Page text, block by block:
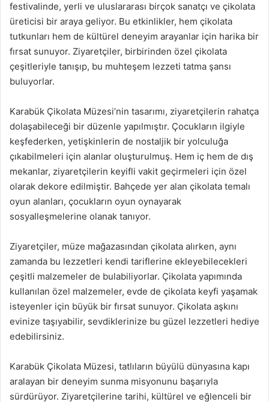
festivalinde, yerli ve uluslararası birçok sanatçı ve çikolata
üreticisi bir araya geliyor. Bu etkinlikler, hem çikolata
tutkunları hem de kültürel deneyim arayanlar için harika bir
fırsat sunuyor. Ziyaretçiler, birbirinden özel çikolata
çeşitleriyle tanışıp, bu muhteşem lezzeti tatma şansı
buluyorlar.
Karabük Çikolata Müzesi’nin tasarımı, ziyaretçilerin rahatça
dolaşabileceği bir düzenle yapılmıştır. Çocukların ilgiyle
keşfederken, yetişkinlerin de nostaljik bir yolculuğa
çıkabilmeleri için alanlar oluşturulmuş. Hem iç hem de dış
mekanlar, ziyaretçilerin keyifli vakit geçirmeleri için özel
olarak dekore edilmiştir. Bahçede yer alan çikolata temalı
oyun alanları, çocukların oyun oynayarak
sosyalleşmelerine olanak tanıyor.
Ziyaretçiler, müze mağazasından çikolata alırken, aynı
zamanda bu lezzetleri kendi tariflerine ekleyebilecekleri
çeşitli malzemeler de bulabiliyorlar. Çikolata yapımında
kullanılan özel malzemeler, evde de çikolata keyfi yaşamak
isteyenler için büyük bir fırsat sunuyor. Çikolata aşkını
evinize taşıyabilir, sevdiklerinize bu güzel lezzetleri hediye
edebilirsiniz.
Karabük Çikolata Müzesi, tatlıların büyülü dünyasına kapı
aralayan bir deneyim sunma misyonunu başarıyla
sürdürüyor. Ziyaretçilerine tarihi, kültürel ve eğlenceli bir